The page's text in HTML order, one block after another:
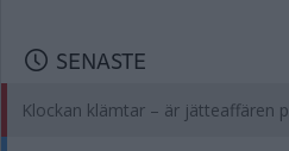
SENASTE
Klockan klämtar – är jätteaffären